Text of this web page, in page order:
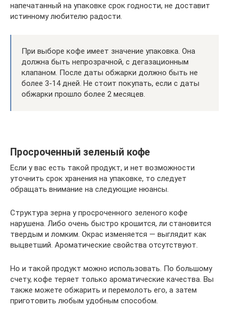
напечатанный на упаковке срок годности, не доставит
истинному любителю радости.
При выборе кофе имеет значение упаковка. Она
должна быть непрозрачной, с дегазационным
клапаном. После даты обжарки должно быть не
более 3-14 дней. Не стоит покупать, если с даты
обжарки прошло более 2 месяцев.
Просроченный зеленый кофе
Если у вас есть такой продукт, и нет возможности
уточнить срок хранения на упаковке, то следует
обращать внимание на следующие нюансы.
Структура зерна у просроченного зеленого кофе
нарушена. Либо очень быстро крошится, ли становится
твердым и ломким. Окрас изменяется — выглядит как
выцветший. Ароматические свойства отсутствуют.
Но и такой продукт можно использовать. По большому
счету, кофе теряет только ароматические качества. Вы
также можете обжарить и перемолоть его, а затем
приготовить любым удобным способом.